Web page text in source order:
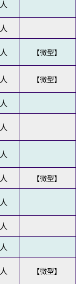
人
人
人 【微型】
人 【微型】
人
人
人
人 【微型】
人
人
人
人 【微型】